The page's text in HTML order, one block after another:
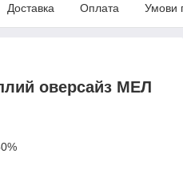
Доставка Оплата Умови
оверсайз МЕЛ